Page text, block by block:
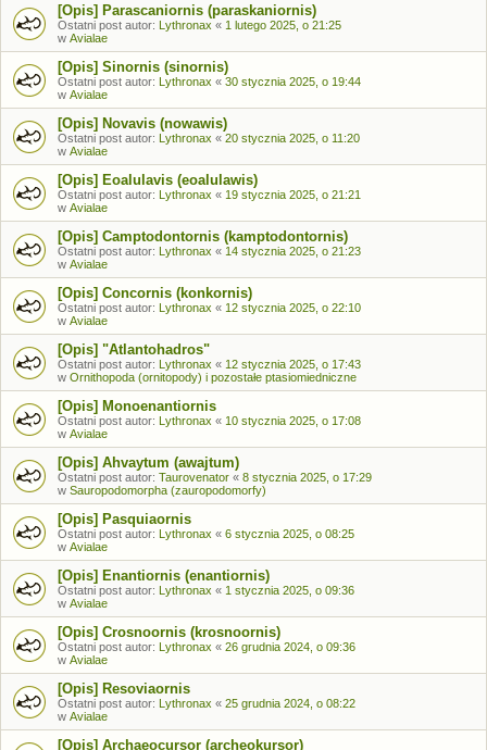
[Opis] Parascaniornis (paraskaniornis)
Ostatni post autor: Lythronax « 1 lutego 2025, o 21:25
w Avialae
[Opis] Sinornis (sinornis)
Ostatni post autor: Lythronax « 30 stycznia 2025, o 19:44
w Avialae
[Opis] Novavis (nowawis)
Ostatni post autor: Lythronax « 20 stycznia 2025, o 11:20
w Avialae
[Opis] Eoalulavis (eoalulawis)
Ostatni post autor: Lythronax « 19 stycznia 2025, o 21:21
w Avialae
[Opis] Camptodontornis (kamptodontornis)
Ostatni post autor: Lythronax « 14 stycznia 2025, o 21:23
w Avialae
[Opis] Concornis (konkornis)
Ostatni post autor: Lythronax « 12 stycznia 2025, o 22:10
w Avialae
[Opis] "Atlantohadros"
Ostatni post autor: Lythronax « 12 stycznia 2025, o 17:43
w Ornithopoda (ornitopody) i pozostałe ptasiomiedniczne
[Opis] Monoenantiornis
Ostatni post autor: Lythronax « 10 stycznia 2025, o 17:08
w Avialae
[Opis] Ahvaytum (awajtum)
Ostatni post autor: Taurovenator « 8 stycznia 2025, o 17:29
w Sauropodomorpha (zauropodomorfy)
[Opis] Pasquiaornis
Ostatni post autor: Lythronax « 6 stycznia 2025, o 08:25
w Avialae
[Opis] Enantiornis (enantiornis)
Ostatni post autor: Lythronax « 1 stycznia 2025, o 09:36
w Avialae
[Opis] Crosnoornis (krosnoornis)
Ostatni post autor: Lythronax « 26 grudnia 2024, o 09:36
w Avialae
[Opis] Resoviaornis
Ostatni post autor: Lythronax « 25 grudnia 2024, o 08:22
w Avialae
[Opis] Archaeocursor (archeokursor)